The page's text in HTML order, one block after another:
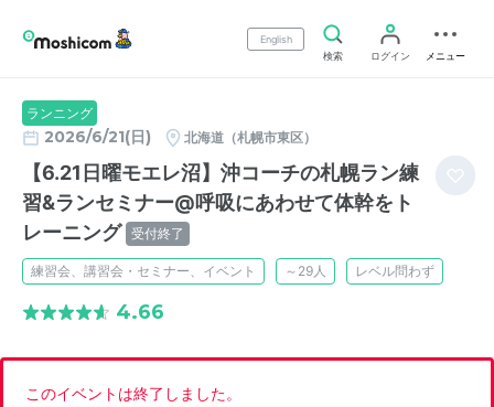
English
検索
ログイン メニュー
ランニング
2026/6/21(日) 北海道（札幌市東区）
【6.21日曜モエレ沼】沖コーチの札幌ラン練
習&ランセミナー@呼吸にあわせて体幹をト
レーニング 受付終了
練習会、講習会・セミナー、イベント ～29人 レベル問わず
4.66
このイベントは終了しました。